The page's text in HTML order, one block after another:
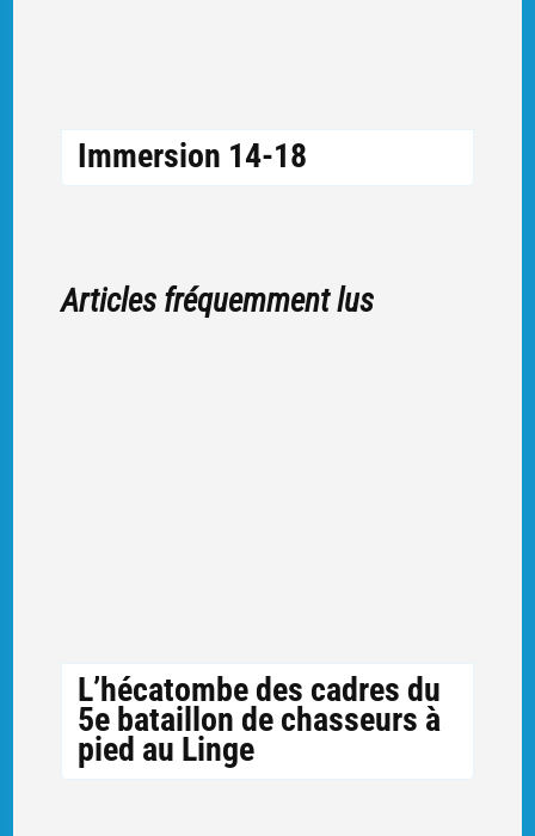
Immersion 14-18
Articles fréquemment lus
L’hécatombe des cadres du
5e bataillon de chasseurs à
pied au Linge